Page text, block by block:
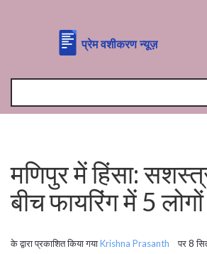
मणिपुर में हिंसा:
बीच फायरिंग में 5
के द्वारा प्रकाशित किया गयाKrishna Prasanth पर 8